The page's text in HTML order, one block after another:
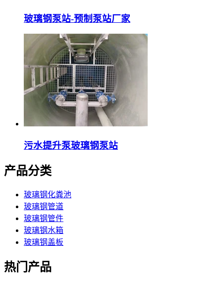
玻璃钢泵站-预制泵站厂家
污水提升泵玻璃钢泵站
产品分类
玻璃钢化粪池
玻璃钢管道
玻璃钢管件
玻璃钢水箱
玻璃钢盖板
热门产品